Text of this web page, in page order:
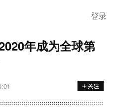
登录
年成为全球第